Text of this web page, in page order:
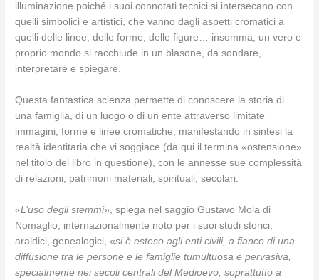
illuminazione poiché i suoi connotati tecnici si intersecano con
quelli simbolici e artistici, che vanno dagli aspetti cromatici a
quelli delle linee, delle forme, delle figure… insomma, un vero e
proprio mondo si racchiude in un blasone, da sondare,
interpretare e spiegare.
Questa fantastica scienza permette di conoscere la storia di
una famiglia, di un luogo o di un ente attraverso limitate
immagini, forme e linee cromatiche, manifestando in sintesi la
realtà identitaria che vi soggiace (da qui il termina «ostensione»
nel titolo del libro in questione), con le annesse sue complessità
di relazioni, patrimoni materiali, spirituali, secolari.
«L’uso degli stemmi», spiega nel saggio Gustavo Mola di
Nomaglio, internazionalmente noto per i suoi studi storici,
araldici, genealogici, «si è esteso agli enti civili, a fianco di una
diffusione tra le persone e le famiglie tumultuosa e pervasiva,
specialmente nei secoli centrali del Medioevo, soprattutto a